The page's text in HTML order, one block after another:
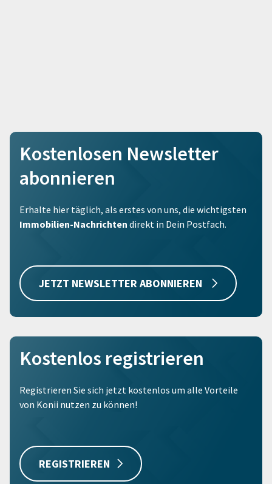
Kostenlosen Newsletter
abonnieren
Erhalte hier täglich, als erstes von uns, die wichtigsten
Immobilien-Nachrichten direkt in Dein Postfach.
JETZT NEWSLETTER ABONNIEREN
Kostenlos registrieren
Registrieren Sie sich jetzt kostenlos um alle Vorteile
von Konii nutzen zu können!
REGISTRIEREN